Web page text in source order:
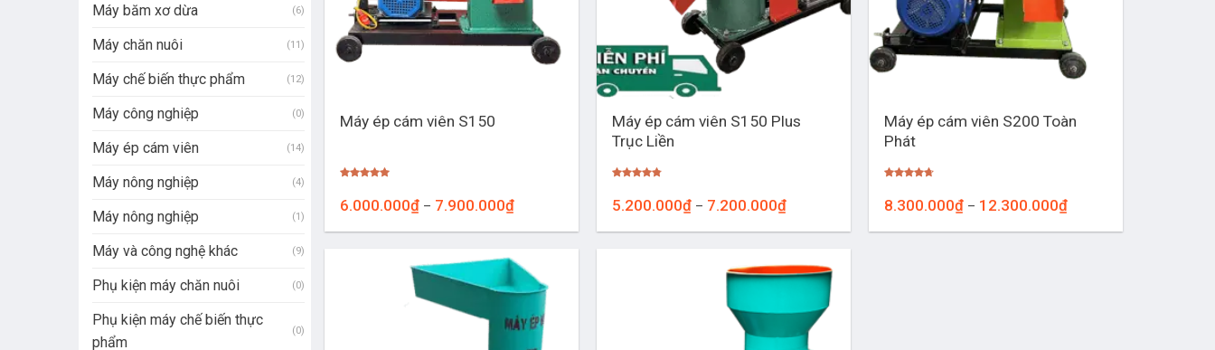
Máy băm xơ dừa (6)
Máy chăn nuôi (11)
Máy chế biến thực phẩm (12)
Máy công nghiệp (0)
Máy ép cám viên (14)
Máy nông nghiệp (4)
Máy nông nghiệp (1)
Máy và công nghệ khác (9)
Phụ kiện máy chăn nuôi (0)
Phụ kiện máy chế biến thực
phẩm
(0)
Máy ép cám viên S150
5 sao
6.000.000₫ – 7.900.000₫Khoảng
từ
7.900.000₫
Máy ép cám viên S150 Plus
Trục Liền
5 sao
5.200.000₫ – 7.200.000₫Khoảng
từ
7.200.000₫
Máy ép cám viên S200 Toàn
Phát
5 sao
8.300.000₫ – 12.300.000₫Khoảng
từ